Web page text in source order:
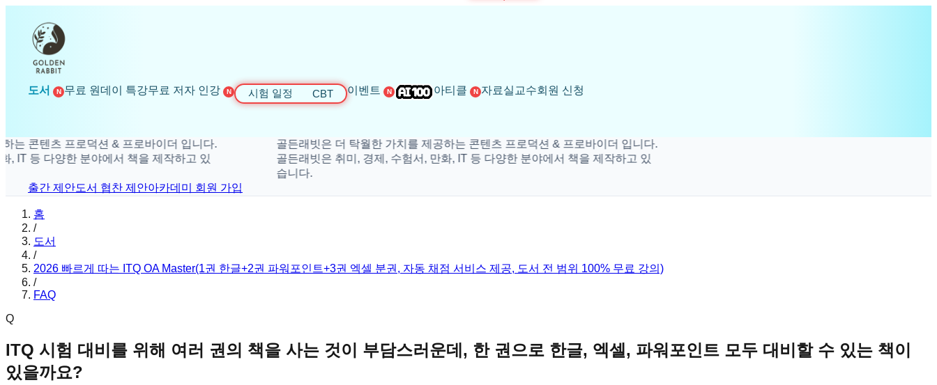
도서 N 무료 원데이 특강무료 저자 인강 N 시험 일정 CBT 이벤트 N 아티클 N 자료실 교수회원 신청
텐츠 프로덕션 & 프로바이더 입니다.
다양한 분야에서 책을 제작하고 있
골든래빗은 더 탁월한 가치를 제공하는 콘텐츠 프로덕션 & 프로바이더 입니다.
골든래빗은 취미, 경제, 수험서, 만화, IT 등 다양한 분야에서 책을 제작하고 있
습니다.
출간 제안도서 협찬 제안아카데미 회원 가입
홈
/
도서
/
2026 빠르게 따는 ITQ OA Master(1권 한글+2권 파워포인트+3권 엑셀 분권, 자동 채점 서비스 제공, 도서 전 범위 100% 무료 강의)
/
FAQ
Q
ITQ 시험 대비를 위해 여러 권의 책을 사는 것이 부담스러운데, 한 권으로 한글, 엑셀, 파워포인트 모두 대비할 수 있는 책이
있을까요?